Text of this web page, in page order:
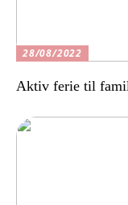
28/08/2022
Aktiv ferie til